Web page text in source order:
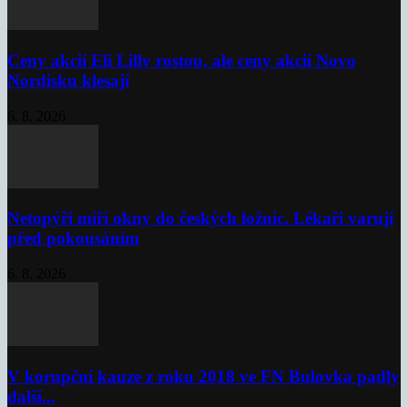
Ceny akcií Eli Lilly rostou, ale ceny akcií Novo
Nordisku klesají
Netopýři míří okny do českých ložnic. Lékaři varují
před pokousáním
V korupční kauze z roku 2018 ve FN Bulovka padly
další...